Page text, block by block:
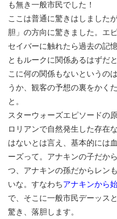
も無き一般市民でした！
ここは普通に驚きはしました
胆」の方向に驚きました。エ
セイバーに触れたら過去の記
ともルークに関係あるはずだ
こに何の関係もないというの
うか、観客の予想の裏をかく
と。
スターウォーズエピソードの
ロリアンで自然発生した存在
はないとは言え、基本的には
ーズって。アナキンの子だか
つ、アナキンの孫だからレン
いな。すなわちアナキンから
で、そこに一般市民デーッス
驚き、落胆します。